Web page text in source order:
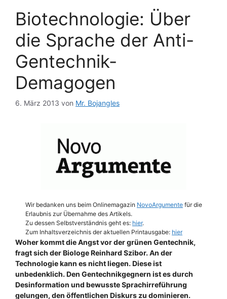
Biotechnologie: Über
die Sprache der Anti-
Gentechnik-
Demagogen
6. März 2013 von Mr. Bojangles
Wir bedanken uns beim Onlinemagazin NovoArgumente für die
Erlaubnis zur Übernahme des Artikels.
Zu dessen Selbstverständnis geht es: hier.
Zum Inhaltsverzeichnis der aktuellen Printausgabe: hier
Woher kommt die Angst vor der grünen Gentechnik,
fragt sich der Biologe Reinhard Szibor. An der
Technologie kann es nicht liegen. Diese ist
unbedenklich. Den Gentechnikgegnern ist es durch
Desinformation und bewusste Sprachirreführung
gelungen, den öffentlichen Diskurs zu dominieren.